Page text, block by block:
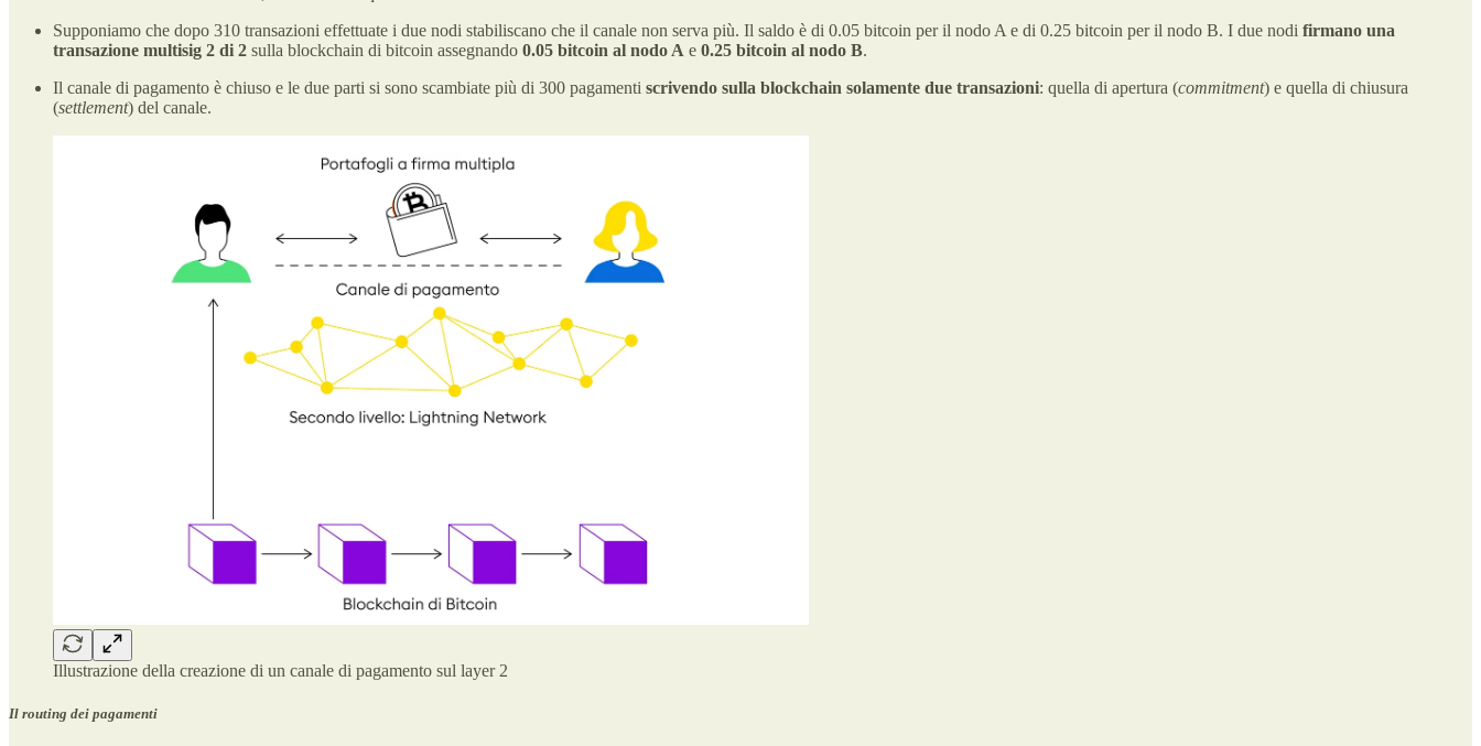
Supponiamo che dopo 310 transazioni effettuate i due nodi stabiliscano che il canale non serva più. Il saldo è di 0.05 bitcoin per il nodo A e di 0.25 bitcoin per il nodo B. I due nodi firmano una
transazione multisig 2 di 2 sulla blockchain di bitcoin assegnando 0.05 bitcoin al nodo A e 0.25 bitcoin al nodo B.
Il canale di pagamento è chiuso e le due parti si sono scambiate più di 300 pagamenti scrivendo sulla blockchain solamente due transazioni: quella di apertura (commitment) e quella di chiusura
(settlement) del canale.
Illustrazione della creazione di un canale di pagamento sul layer 2
Il routing dei pagamenti